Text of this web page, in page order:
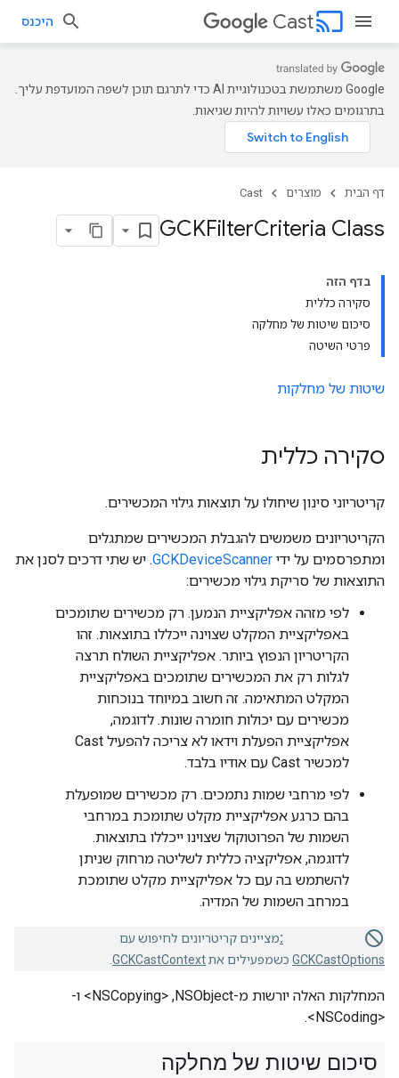
cast
Cast היכנס
‫Google משתמשת בטכנולוגיית AI כדי לתרגם תוכן לשפה המועדפת עליך.
בתרגומים כאלו עשויות להיות שגיאות.
דף הבית מוצרים Cast
‫GCKFilterCriteria Class
בדף הזה
סקירה כללית
סיכום שיטות של מחלקה
פרטי השיטה
שיטות של מחלקות
סקירה כללית
קריטריוני סינון שיחולו על תוצאות גילוי המכשירים.
הקריטריונים משמשים להגבלת המכשירים שמתגלים
ומתפרסמים על ידי GCKDeviceScanner. יש שתי דרכים לסנן את
התוצאות של סריקת גילוי מכשירים:
לפי מזהה אפליקציית הנמען. רק מכשירים שתומכים
באפליקציית המקלט שצוינה ייכללו בתוצאות. זהו
הקריטריון הנפוץ ביותר. אפליקציית השולח תרצה
לגלות רק את המכשירים שתומכים באפליקציית
המקלט המתאימה. זה חשוב במיוחד בנוכחות
מכשירים עם יכולות חומרה שונות. לדוגמה,
אפליקציית הפעלת וידאו לא צריכה להפעיל Cast
למכשיר Cast עם אודיו בלבד.
לפי מרחבי שמות נתמכים. רק מכשירים שמופעלת
בהם כרגע אפליקציית מקלט שתומכת במרחבי
השמות של הפרוטוקול שצוינו ייכללו בתוצאות.
לדוגמה, אפליקציה כללית לשליטה מרחוק שניתן
להשתמש בה עם כל אפליקציית מקלט שתומכת
במרחב השמות של המדיה.
מציינים קריטריונים לחיפוש עם
GCKCastOptions כשמפעילים אתGCKCastContext
המחלקות האלה יורשות מ-NSObject,‏ <NSCopying> ו-
<NSCoding>.
סיכום שיטות של מחלקה